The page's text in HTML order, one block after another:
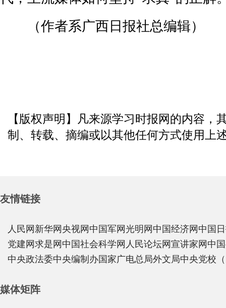
（作者系广西日报社总编辑）
【版权声明】凡来源学习时报网的内容
制、转载、摘编或以其他任何方式使用上
友情链接
人民网 新华网 央视网 中国军网 光明网 中国经济网 中国
党建网 求是网 中国社会科学网 人民论坛网 宣讲家网 中
中央政法委中央编制办国家广电总局外文局中央党校
媒体矩阵